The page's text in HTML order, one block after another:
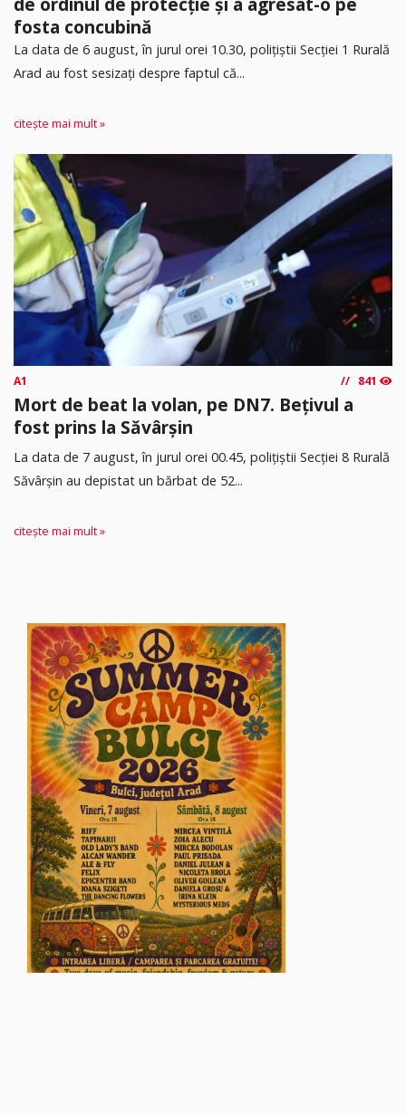
fosta concubină
​La data de 6 august, în jurul orei 10.30, polițiștii Secției 1 Rurală
Arad au fost sesizați despre faptul că...
citește mai mult »
A1 841
Mort de beat la volan, pe DN7. Bețivul a
fost prins la Săvârșin
​La data de 7 august, în jurul orei 00.45, polițiștii Secției 8 Rurală
Săvârșin au depistat un bărbat de 52...
citește mai mult »